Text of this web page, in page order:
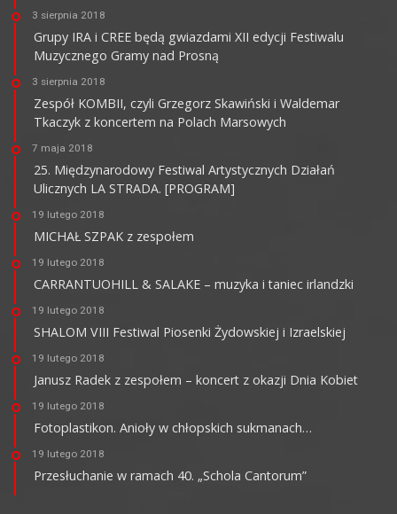
3 sierpnia 2018
Grupy IRA i CREE będą gwiazdami XII edycji Festiwalu
Muzycznego Gramy nad Prosną
3 sierpnia 2018
Zespół KOMBII, czyli Grzegorz Skawiński i Waldemar
Tkaczyk z koncertem na Polach Marsowych
7 maja 2018
25. Międzynarodowy Festiwal Artystycznych Działań
Ulicznych LA STRADA. [PROGRAM]
19 lutego 2018
MICHAŁ SZPAK z zespołem
19 lutego 2018
CARRANTUOHILL & SALAKE – muzyka i taniec irlandzki
19 lutego 2018
SHALOM VIII Festiwal Piosenki Żydowskiej i Izraelskiej
19 lutego 2018
Janusz Radek z zespołem – koncert z okazji Dnia Kobiet
19 lutego 2018
Fotoplastikon. Anioły w chłopskich sukmanach…
19 lutego 2018
Przesłuchanie w ramach 40. „Schola Cantorum”